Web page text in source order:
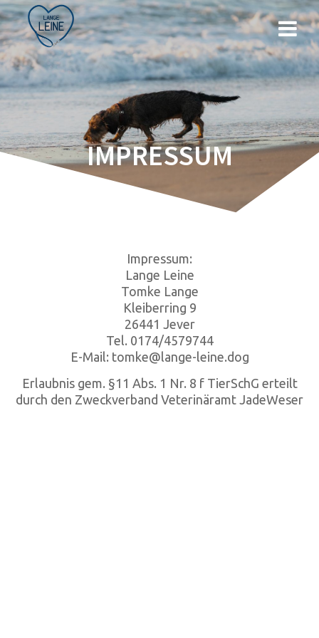
Zum
Inhalt
springen
IMPRESSUM
Impressum:
Lange Leine
Tomke Lange
Kleiberring 9
26441 Jever
Tel. 0174/4579744
E-Mail: tomke@lange-leine.dog
Erlaubnis gem. §11 Abs. 1 Nr. 8 f TierSchG erteilt
durch den Zweckverband Veterinäramt JadeWeser